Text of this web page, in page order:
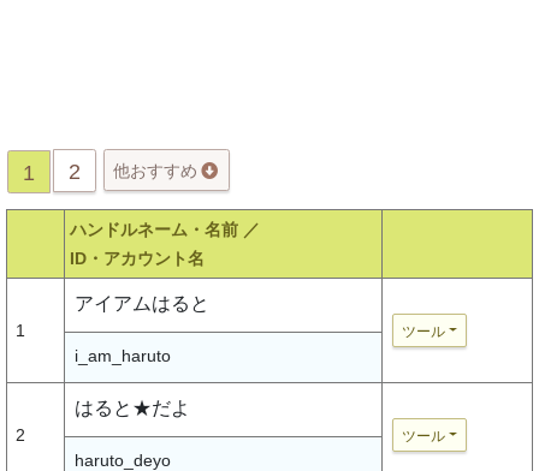
1 2 他おすすめ
ハンドルネーム・名前 ／
ID・アカウント名
1
アイアムはると
ツール
i_am_haruto
2
はると★だよ
ツール
haruto_deyo